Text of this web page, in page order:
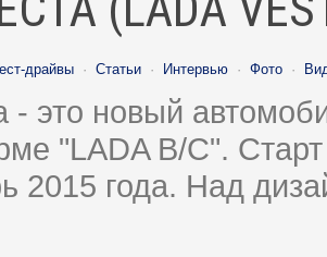
драйвы · Статьи · Интервью · Фото ·
- это новый
"LADA B/C".
2015 года. Над